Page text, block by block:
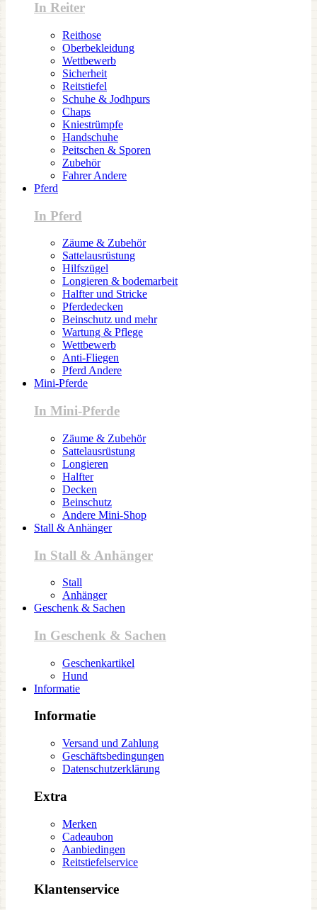
In Reiter
Reithose
Oberbekleidung
Wettbewerb
Sicherheit
Reitstiefel
Schuhe & Jodhpurs
Chaps
Kniestrümpfe
Handschuhe
Peitschen & Sporen
Zubehör
Fahrer Andere
Pferd
In Pferd
Zäume & Zubehör
Sattelausrüstung
Hilfszügel
Longieren & bodemarbeit
Halfter und Stricke
Pferdedecken
Beinschutz und mehr
Wartung & Pflege
Wettbewerb
Anti-Fliegen
Pferd Andere
Mini-Pferde
In Mini-Pferde
Zäume & Zubehör
Sattelausrüstung
Longieren
Halfter
Decken
Beinschutz
Andere Mini-Shop
Stall & Anhänger
In Stall & Anhänger
Stall
Anhänger
Geschenk & Sachen
In Geschenk & Sachen
Geschenkartikel
Hund
Informatie
Informatie
Versand und Zahlung
Geschäftsbedingungen
Datenschutzerklärung
Extra
Merken
Cadeaubon
Aanbiedingen
Reitstiefelservice
Klantenservice